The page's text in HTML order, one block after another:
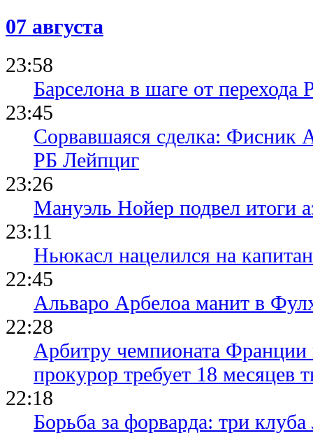
07 августа
23:58
Барселона в шаге от перехода
23:45
Сорвавшаяся сделка: Фисник
РБ Лейпциг
23:26
Мануэль Нойер подвел итоги
23:11
Ньюкасл нацелился на
22:45
Альваро Арбелоа манит в
22:28
Арбитру чемпионата Франции
прокурор требует 18 месяцев
22:18
Борьба за форварда: три